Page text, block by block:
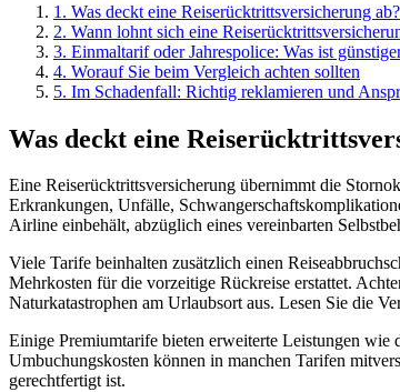
1 . Was deckt eine Reiserücktrittsversicherung ab?
2. Wann lohnt sich eine
3. Einmaltarif oder Jahrespolice: Was ist
4. Worauf Sie beim Vergleich achten sollten
5. Im Schadenfall: Richtig reklamieren und
Was deckt eine
Eine Reiserücktrittsversicherung übernimmt die
Erkrankungen, Unfälle,
Airline einbehält, abzüglich eines vereinbarten
Viele Tarife beinhalten zusätzlich einen
Mehrkosten für die vorzeitige Rückreise erstattet.
Naturkatastrophen am Urlaubsort aus. Lesen Sie die
Einige Premiumtarife bieten erweiterte Leistungen
Umbuchungskosten können in manchen Tarifen
gerechtfertigt ist.